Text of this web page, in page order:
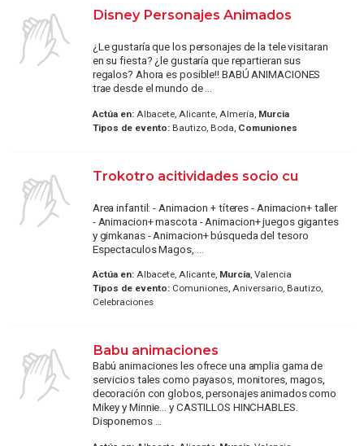
Disney Personajes Animados
¿Le gustaría que los personajes de la tele visitaran
en su fiesta? ¿le gustaría que repartieran sus
regalos? Ahora es posible!! BABÚ ANIMACIONES
trae desde el mundo de ...
Actúa en:Albacete, Alicante, Almería, Murcia
Tipos de evento:Bautizo, Boda, Comuniones
Trokotro acitividades socio cu
Area infantil: - Animacion + títeres - Animacion+ taller
- Animacion+ mascota - Animacion+ juegos gigantes
y gimkanas - Animacion+ búsqueda del tesoro
Espectaculos Magos, ...
Actúa en:Albacete, Alicante, Murcia, Valencia
Tipos de evento:Comuniones, Aniversario, Bautizo,
Celebraciones
Babu animaciones
Babú animaciones les ofrece una amplia gama de
servicios tales como payasos, monitores, magos,
decoración con globos, personajes animados como
Mikey y Minnie... y CASTILLOS HINCHABLES.
Disponemos ...